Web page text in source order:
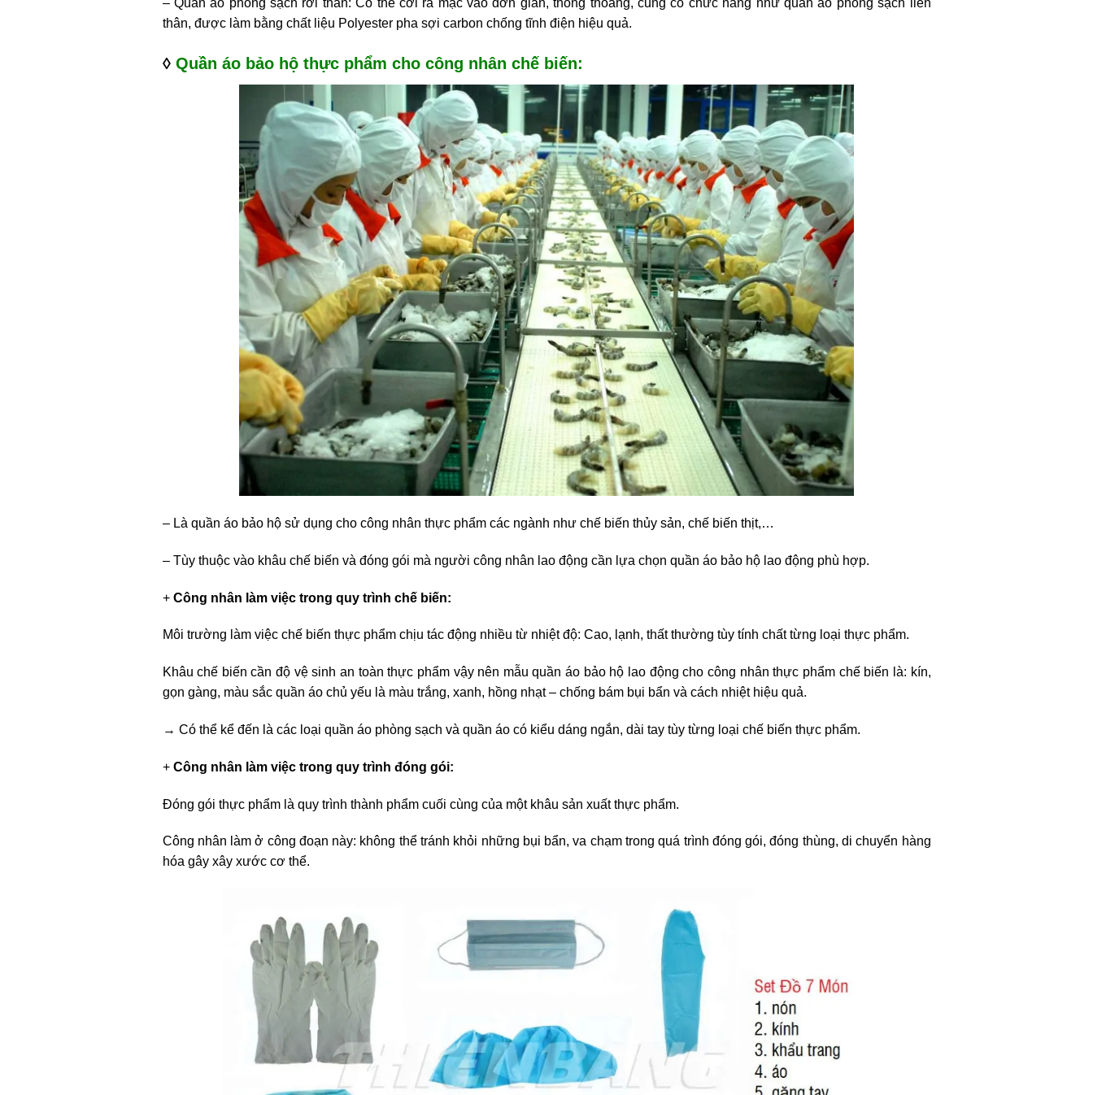
– Quần áo phòng sạch rời thân: Có thể cởi ra mặc vào đơn giản, thông thoáng, cũng có chức năng như quần áo phòng sạch liền
thân, được làm bằng chất liệu Polyester pha sợi carbon chống tĩnh điện hiệu quả.
◊ Quần áo bảo hộ thực phẩm cho công nhân chế biến:
– Là quần áo bảo hộ sử dụng cho công nhân thực phẩm các ngành như chế biến thủy sản, chế biến thịt,…
– Tùy thuộc vào khâu chế biến và đóng gói mà người công nhân lao động cần lựa chọn quần áo bảo hộ lao động phù hợp.
+ Công nhân làm việc trong quy trình chế biến:
Môi trường làm việc chế biến thực phẩm chịu tác động nhiều từ nhiệt độ: Cao, lạnh, thất thường tùy tính chất từng loại thực phẩm.
Khâu chế biến cần độ vệ sinh an toàn thực phẩm vậy nên mẫu quần áo bảo hộ lao động cho công nhân thực phẩm chế biến là: kín,
gọn gàng, màu sắc quần áo chủ yếu là màu trắng, xanh, hồng nhạt – chống bám bụi bẩn và cách nhiệt hiệu quả.
→ Có thể kể đến là các loại quần áo phòng sạch và quần áo có kiểu dáng ngắn, dài tay tùy từng loại chế biến thực phẩm.
+ Công nhân làm việc trong quy trình đóng gói:
Đóng gói thực phẩm là quy trình thành phẩm cuối cùng của một khâu sản xuất thực phẩm.
Công nhân làm ở công đoạn này: không thể tránh khỏi những bụi bẩn, va chạm trong quá trình đóng gói, đóng thùng, di chuyển hàng
hóa gây xây xước cơ thể.